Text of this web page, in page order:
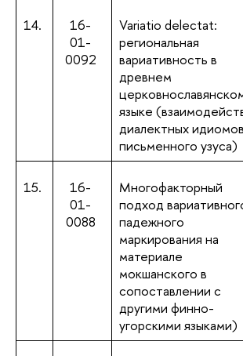
14.
16-
01-
0092
Variatio delectat:
региональная
вариативность в
древнем
языке
диалектных
письменного узуса)
15.
16-
01-
0088
Многофакторный
подход
падежного
маркирования на
материале
мокшанского в
сопоставлении с
другими финно-
угорскими языками)